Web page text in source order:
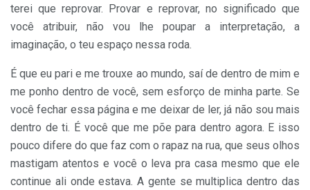
terei que reprovar. Provar e reprovar, no significado que
você atribuir, não vou lhe poupar a interpretação, a
imaginação, o teu espaço nessa roda.
É que eu pari e me trouxe ao mundo, saí de dentro de mim e
me ponho dentro de você, sem esforço de minha parte. Se
você fechar essa página e me deixar de ler, já não sou mais
dentro de ti. É você que me põe para dentro agora. E isso
pouco difere do que faz com o rapaz na rua, que seus olhos
mastigam atentos e você o leva pra casa mesmo que ele
continue ali onde estava. A gente se multiplica dentro das